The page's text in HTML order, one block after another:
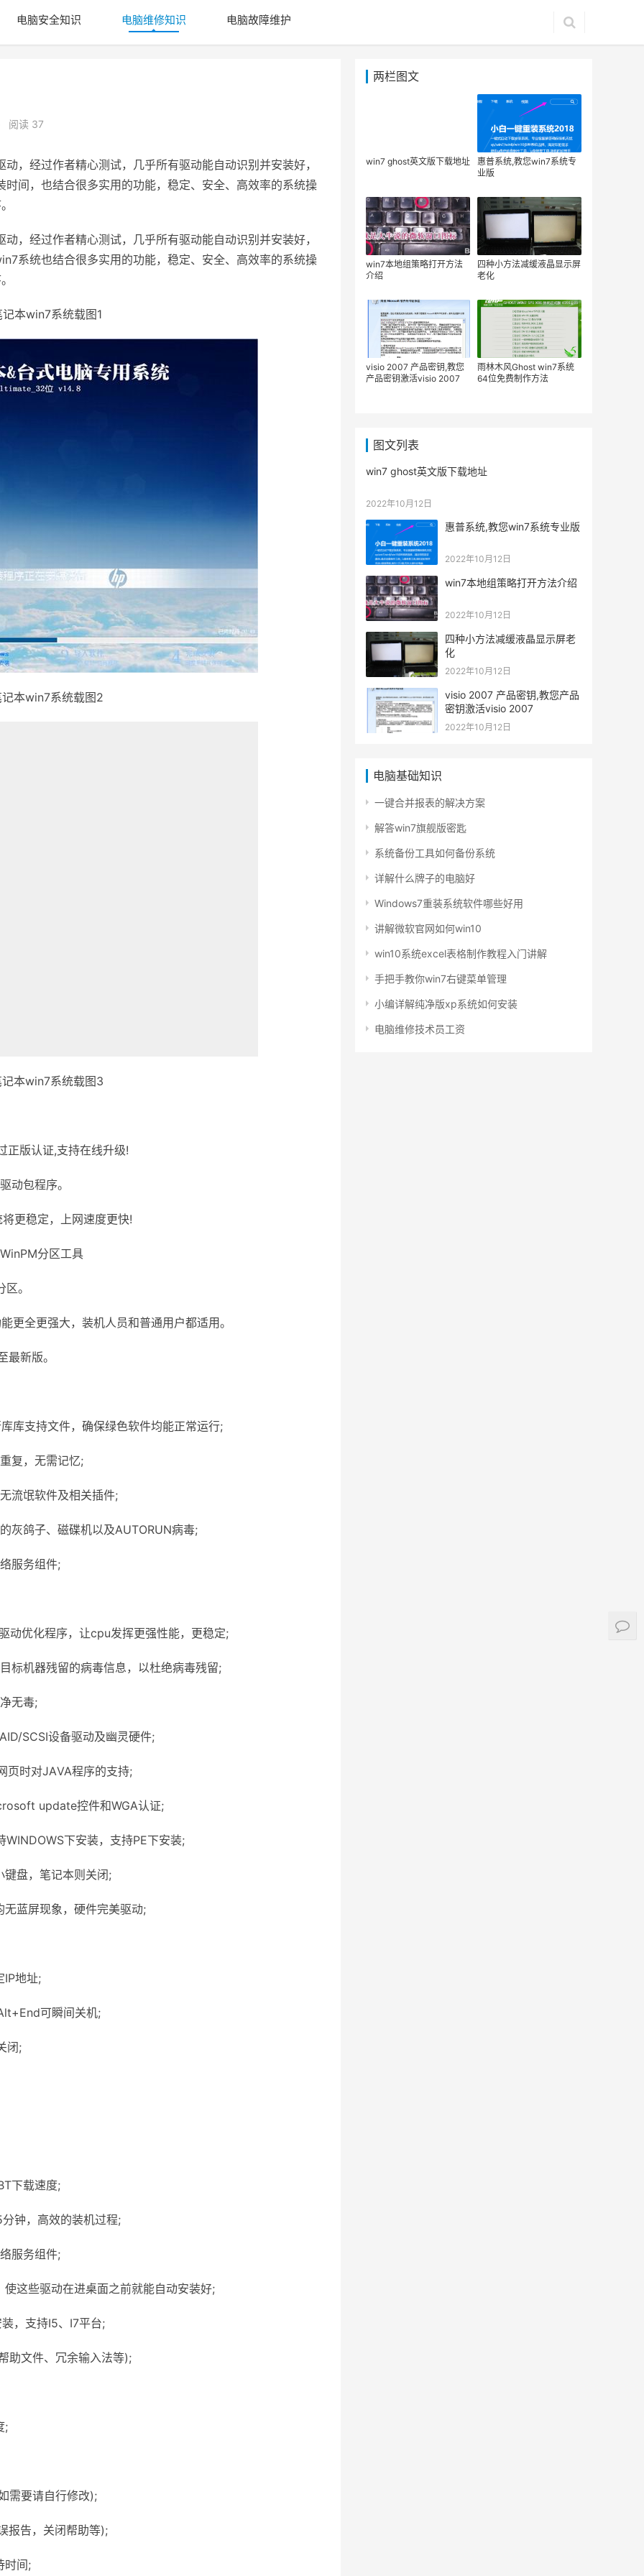
电脑安全知识 电脑维修知识 电脑故障维护
阅读 37
经过作者精心测试，几乎所有驱动能自动识别并安装好，
间，也结合很多实用的功能，稳定、安全、高效率的系统操
经过作者精心测试，几乎所有驱动能自动识别并安装好，
系统也结合很多实用的功能，稳定、安全、高效率的系统操
本win7系统载图1
本win7系统载图2
本win7系统载图3
版认证,支持在线升级!
包程序。
稳定，上网速度更快!
分区工具
。
全更强大，装机人员和普通用户都适用。
新版。
支持文件，确保绿色软件均能正常运行;
复，无需记忆;
氓软件及相关插件;
鸽子、磁碟机以及AUTORUN病毒;
服务组件;
优化程序，让cpu发挥更强性能，更稳定;
机器残留的病毒信息，以杜绝病毒残留;
无毒;
SCSI设备驱动及幽灵硬件;
时对JАVA程序的支持;
update控件和WGA认证;
下安装，支持PE下安装;
盘，笔记本则关闭;
蓝屏现象，硬件完美驱动;
地址;
可瞬间关机;
闭;
下载速度;
钟，高效的装机过程;
服务组件;
些驱动在进桌面之前就能自动安装好;
，支持I5、I7平台;
文件、冗余输入法等);
;
要请自行修改);
告，关闭帮助等);
间;
两栏图文
win7 ghost英文版下载地址
惠普系统,教您win7系统专
业版
win7本地组策略打开方法
介绍
四种小方法减缓液晶显示屏
老化
visio 2007 产品密钥,教您
产品密钥激活visio 2007
雨林木风Ghost win7系统
64位免费制作方法
图文列表
win7 ghost英文版下载地址
2022年10月12日
惠普系统,教您win7系统专业版
2022年10月12日
win7本地组策略打开方法介绍
2022年10月12日
四种小方法减缓液晶显示屏老
化
2022年10月12日
visio 2007 产品密钥,教您产品
密钥激活visio 2007
2022年10月12日
电脑基础知识
一键合并报表的解决方案
解答win7旗舰版密匙
系统备份工具如何备份系统
详解什么牌子的电脑好
Windows7重装系统软件哪些好用
讲解微软官网如何win10
win10系统excel表格制作教程入门讲解
手把手教你win7右键菜单管理
小编详解纯净版xp系统如何安装
电脑维修技术员工资